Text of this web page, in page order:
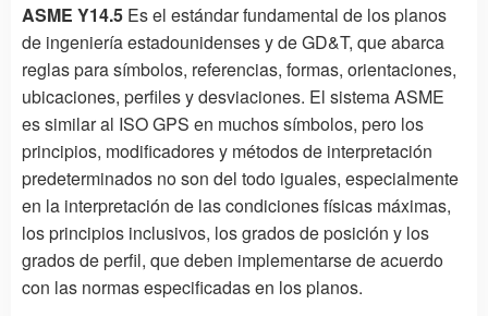
ASME Y14.5 Es el estándar fundamental de los planos
de ingeniería estadounidenses y de GD&T, que abarca
reglas para símbolos, referencias, formas, orientaciones,
ubicaciones, perfiles y desviaciones. El sistema ASME
es similar al ISO GPS en muchos símbolos, pero los
principios, modificadores y métodos de interpretación
predeterminados no son del todo iguales, especialmente
en la interpretación de las condiciones físicas máximas,
los principios inclusivos, los grados de posición y los
grados de perfil, que deben implementarse de acuerdo
con las normas especificadas en los planos.